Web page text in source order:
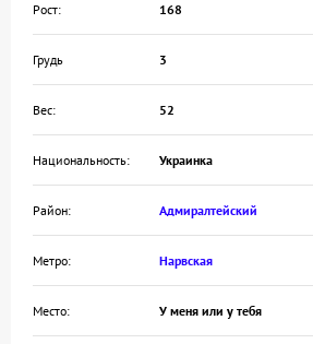
Рост: 168
Грудь 3
Вес: 52
Национальность: Украинка
Район: Адмиралтейский
Метро: Нарвская
Место: У меня или у тебя